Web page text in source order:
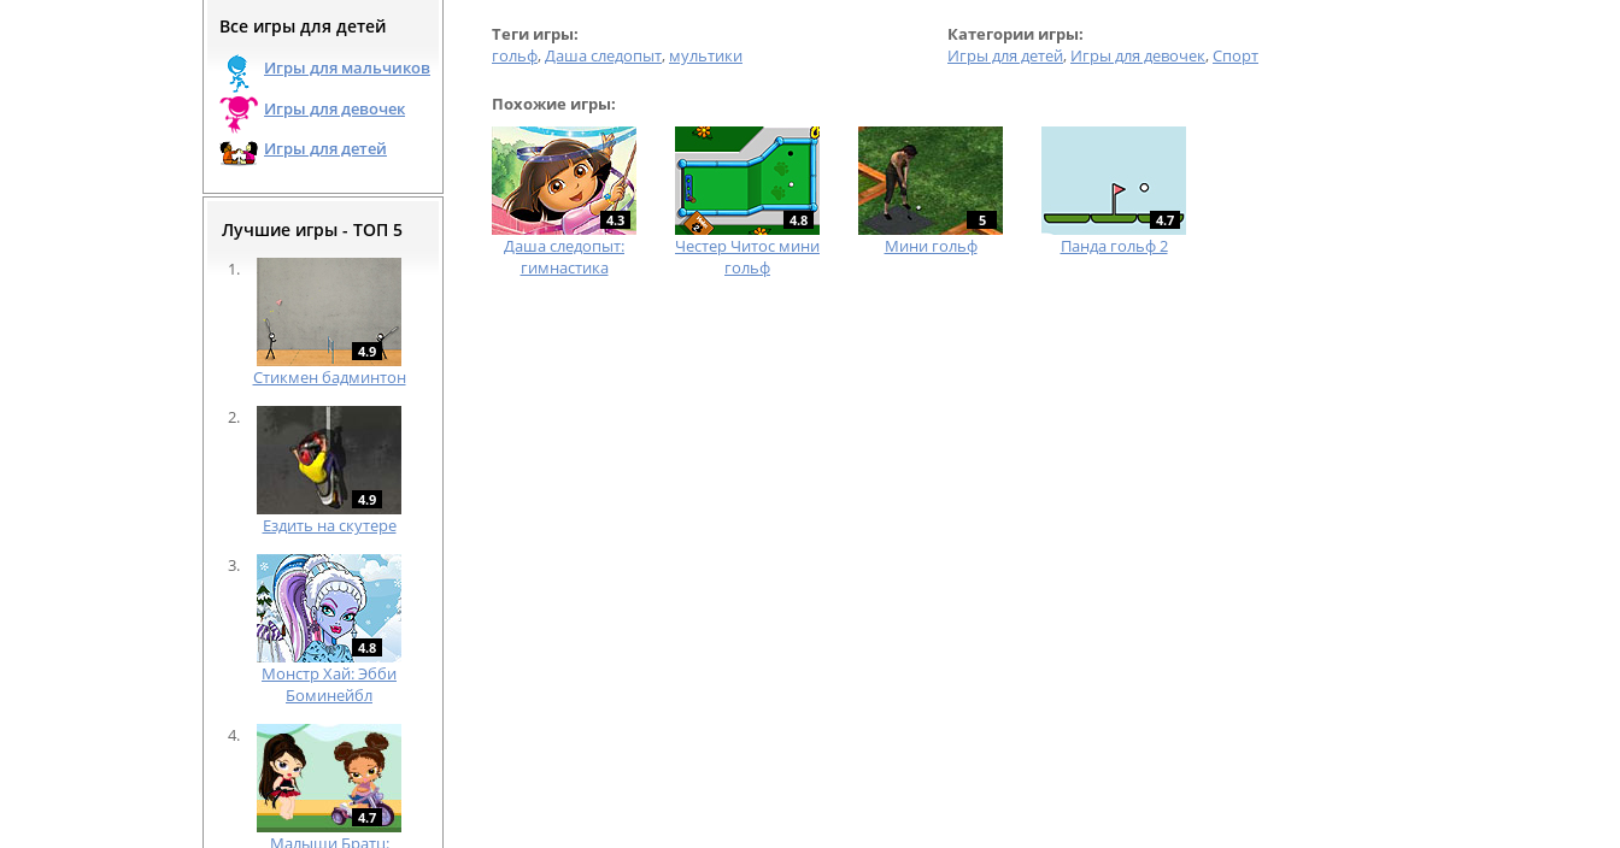
Все игры для детей
Игры для мальчиков
Игры для девочек
Игры для детей
Лучшие игры - ТОП 5
4.9
Cтикмен бадминтон
4.9
Ездить на скутере
4.8
Монстр Хай: Эбби
Боминейбл
4.7
Малыши Братц:
Теги игры:
Категории игры:
гольф,Даша следопыт, мультики Игры для детей, Игры для девочек,Спорт
Похожие игры:
4.3
Даша следопыт:
гимнастика
4.8
Честер Читос мини
гольф
5
Мини гольф
4.7
Панда гольф 2